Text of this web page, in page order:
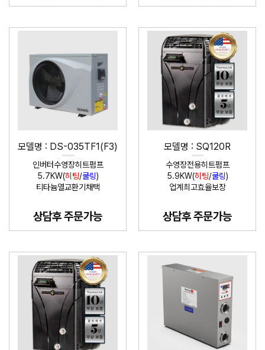
모델명 : DS-035TF1(F3)
인버터수영장히트펌프
5.7KW(히팅/쿨링)
티타늄열교환기채택
상담후 주문가능
모델명 : SQ120R
수영장전용히트펌프
5.9KW(히팅/쿨링)
업계최고효율보장
상담후 주문가능